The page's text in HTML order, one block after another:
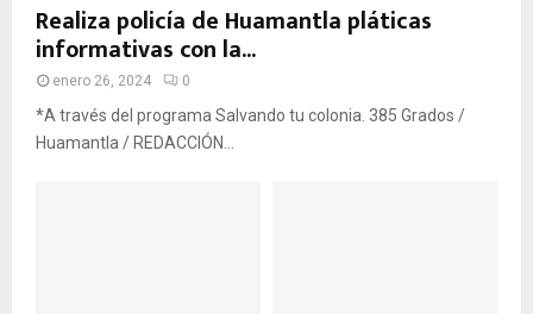
Realiza policía de Huamantla pláticas
informativas con la...
enero 26, 2024 0
*A través del programa Salvando tu colonia. 385 Grados /
Huamantla / REDACCIÓN...